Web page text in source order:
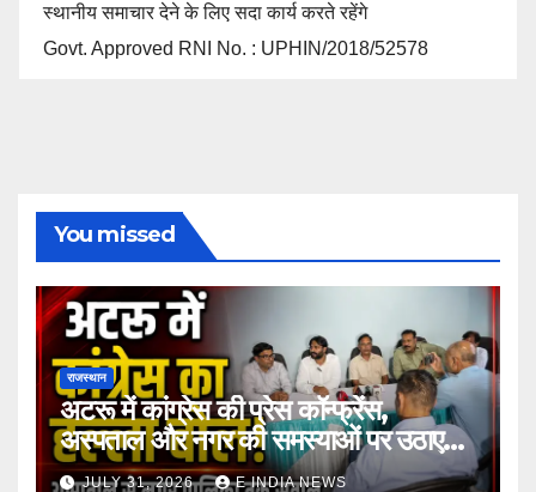
स्थानीय समाचार देने के लिए सदा कार्य करते रहेंगे
Govt. Approved RNI No. : UPHIN/2018/52578
You missed
राजस्थान
अटरू में कांग्रेस की प्रेस कॉन्फ्रेंस,
अस्पताल और नगर की समस्याओं पर उठाए
सवाल
JULY 31, 2026 E INDIA NEWS